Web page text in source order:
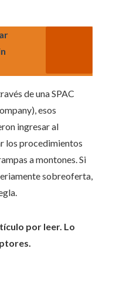
de una SPAC
esos
ingresar al
los procedimientos
a montones. Si
sobreoferta,
por leer. Lo